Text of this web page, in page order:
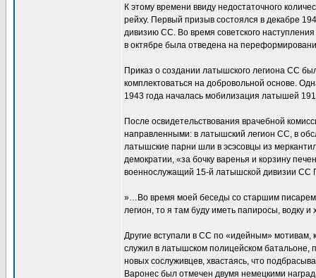
К этому времени ввиду недостаточного
рейху. Первый призыв состоялся в декабре
дивизию СС. Во время советского
в октябре была отведена на
Приказ о создании латышского легиона СС
комплектоваться на добровольной основе.
1943 года началась мобилизация латышей
После освидетельствования врачебной
направленными: в латышский легион СС, в
латышские парни шли в эсэсовцы из
демократии, «за бочку варенья и корзину
военнослужащий 15-й латышской дивизии СС
»…Во время моей беседы со старшим писарем
легион, то я там буду иметь папиросы, водку
Другие вступали в СС по «идейным» мотивам,
служил в латышском полицейском батальоне,
новых сослуживцев, хвастаясь, что
Варонес был отмечен двумя немецкими